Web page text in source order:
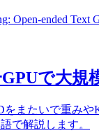
Open-ended Text
で大
をまたいで重み
で解説します。